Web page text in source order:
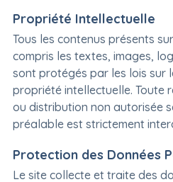
Propriété Intellectuelle
Tous les contenus présents sur
compris les textes, images,
sont protégés par les lois sur
propriété intellectuelle. Toute
ou distribution non autorisée
préalable est strictement
Protection des Données
Le site collecte et traite des